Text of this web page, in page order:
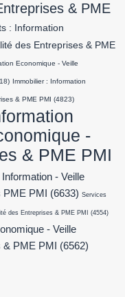
& PME
: Information
des Entreprises & PME
Economique - Veille
Immobilier : Information
& PME PMI (4823)
-
& PME PMI
- Veille
PMI
(6633) Services
des Entreprises & PME PMI (4554)
- Veille
PME PMI
(6562)